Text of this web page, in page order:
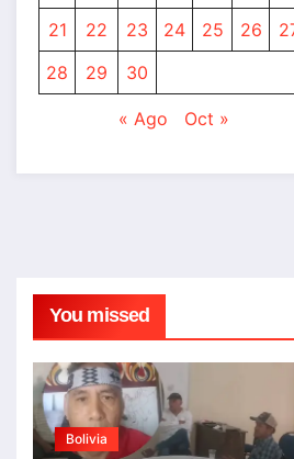
21
22 23 24 25 26
28
29 30
« Ago Oct »
You missed
Bolivia